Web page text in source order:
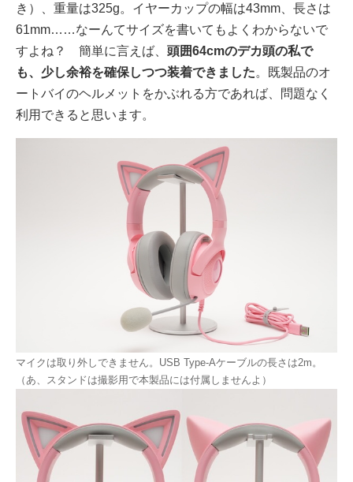
き）、重量は325g。イヤーカップの幅は43mm、長さは
61mm……なーんてサイズを書いてもよくわからないで
すよね？ 簡単に言えば、 頭囲64cmのデカ頭の私で
も、少し余裕を確保しつつ装着できました。既製品のオ
ートバイのヘルメットをかぶれる方であれば、問題なく
利用できると思います。
マイクは取り外しできません。USB Type-Aケーブルの長さは2m。
（あ、スタンドは撮影用で本製品には付属しませんよ）